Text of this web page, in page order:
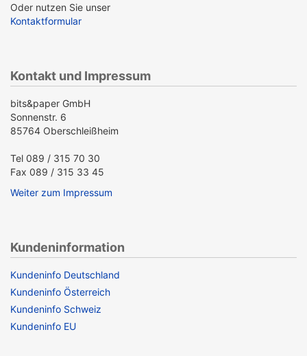
Oder nutzen Sie unser
Kontaktformular
Kontakt und Impressum
bits&paper GmbH
Sonnenstr. 6
85764 Oberschleißheim
Tel 089 / 315 70 30
Fax 089 / 315 33 45
Weiter zum Impressum
Kundeninformation
Kundeninfo Deutschland
Kundeninfo Österreich
Kundeninfo Schweiz
Kundeninfo EU